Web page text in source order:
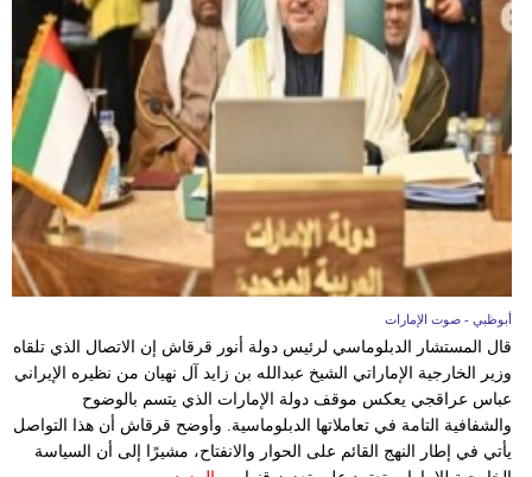
أبوظبي - صوت الإمارات
قال المستشار الدبلوماسي لرئيس دولة أنور قرقاش إن الاتصال الذي تلقاه
وزير الخارجية الإماراتي الشيخ عبدالله بن زايد آل نهيان من نظيره الإيراني
عباس عراقجي يعكس موقف دولة الإمارات الذي يتسم بالوضوح
والشفافية التامة في تعاملاتها الدبلوماسية. وأوضح قرقاش أن هذا التواصل
يأتي في إطار النهج القائم على الحوار والانفتاح، مشيرًا إلى أن السياسة